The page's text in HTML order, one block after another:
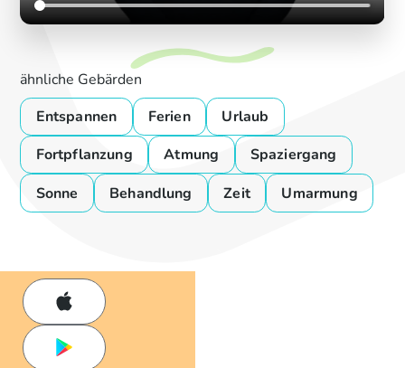
ähnliche Gebärden
Entspannen
Ferien
Urlaub
Fortpflanzung
Atmung
Spaziergang
Sonne
Behandlung Zeit Umarmung